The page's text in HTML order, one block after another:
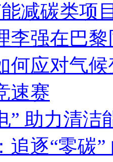
减碳类项
李强在巴
何应对气
速赛
” 助力清洁
追逐“零碳”